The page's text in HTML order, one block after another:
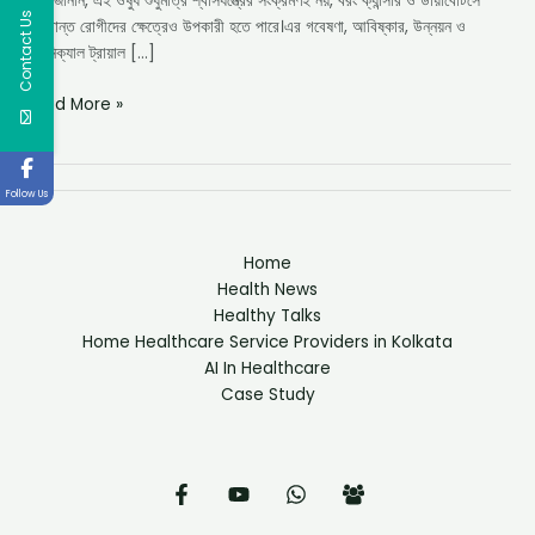
আক্রান্ত রোগীদের ক্ষেত্রেও উপকারী হতে পারে।এর গবেষণা, আবিষ্কার, উন্নয়ন ও
ক্লিনিক্যাল ট্রায়াল […]
Read More »
Home
Health News
Healthy Talks
Home Healthcare Service Providers in Kolkata
AI In Healthcare
Case Study
Contact Us
Follow Us